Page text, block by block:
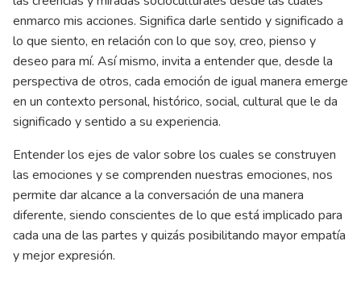
enmarco mis acciones. Significa darle sentido y significado a
lo que siento, en relación con lo que soy, creo, pienso y
deseo para mí. Así mismo, invita a entender que, desde la
perspectiva de otros, cada emoción de igual manera emerge
en un contexto personal, histórico, social, cultural que le da
significado y sentido a su experiencia.
Entender los ejes de valor sobre los cuales se construyen
las emociones y se comprenden nuestras emociones, nos
permite dar alcance a la conversación de una manera
diferente, siendo conscientes de lo que está implicado para
cada una de las partes y quizás posibilitando mayor empatía
y mejor expresión.